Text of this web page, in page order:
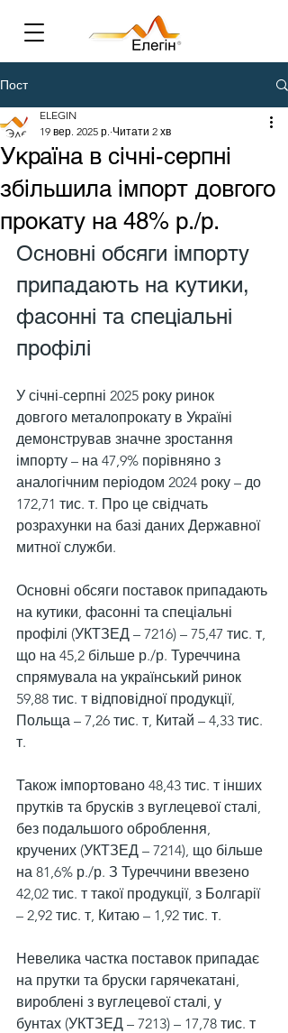
Пост
Україна в січні-серпні
збільшила імпорт довгого
прокату на 48% р./р.
ELEGIN
19 вер. 2025 р. Читати 2 хв
Основні обсяги імпорту
припадають на кутики,
фасонні та спеціальні
профілі
У січні-серпні 2025 року ринок
довгого металопрокату в Україні
демонстрував значне зростання
імпорту – на 47,9% порівняно з
аналогічним періодом 2024 року – до
172,71 тис. т. Про це свідчать
розрахунки на базі даних Державної
митної служби.
Основні обсяги поставок припадають
на кутики, фасонні та спеціальні
профілі (УКТЗЕД – 7216) – 75,47 тис. т,
що на 45,2 більше р./р. Туреччина
спрямувала на український ринок
59,88 тис. т відповідної продукції,
Польща – 7,26 тис. т, Китай – 4,33 тис.
т.
Також імпортовано 48,43 тис. т інших
прутків та брусків з вуглецевої сталі,
без подальшого оброблення,
кручених (УКТЗЕД – 7214), що більше
на 81,6% р./р. З Туреччини ввезено
42,02 тис. т такої продукції, з Болгарії
– 2,92 тис. т, Китаю – 1,92 тис. т.
Невелика частка поставок припадає
на прутки та бруски гарячекатані,
вироблені з вуглецевої сталі, у
бунтах (УКТЗЕД – 7213) – 17,78 тис. т